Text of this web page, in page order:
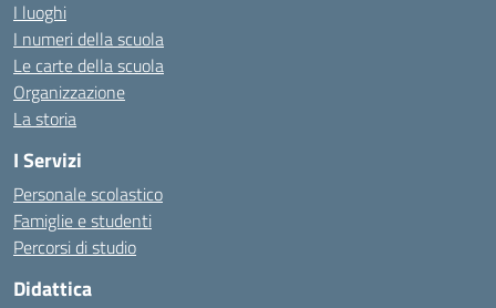
I luoghi
I numeri della scuola
Le carte della scuola
Organizzazione
La storia
I Servizi
Personale scolastico
Famiglie e studenti
Percorsi di studio
Didattica